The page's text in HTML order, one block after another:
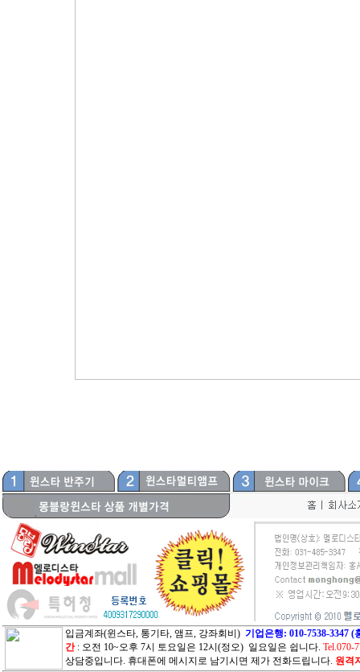
입금계좌(윈스타, 통기타, 앰프, 강좌회비) 기업은행: 010-7538-3347
간 : 오전 10~오후 7시 토요일은 12시(정오) 일요일은 쉽니다. Tel.070-
상담중입니다. 휴대폰에 메시지로 남기시면 제가 전화드립니다. 원격